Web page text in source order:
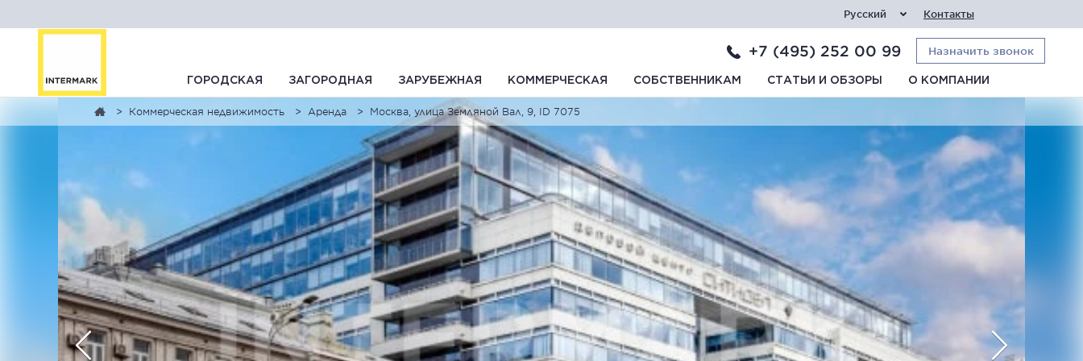
Русский Контакты
+7 (495) 252 00 99 Назначить звонок
ГОРОДСКАЯ ЗАГОРОДНАЯ ЗАРУБЕЖНАЯ КОММЕРЧЕСКАЯ СОБСТВЕННИКАМ СТАТЬИ И ОБЗОРЫ О КОМПАНИИ
Коммерческая недвижимость Аренда Москва, улица Земляной Вал, 9, ID 7075